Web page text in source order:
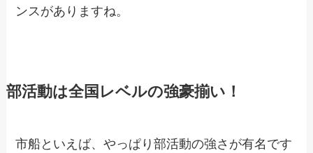
ンスがありますね。
部活動は全国レベルの強豪揃い！
市船といえば、やっぱり部活動の強さが有名です